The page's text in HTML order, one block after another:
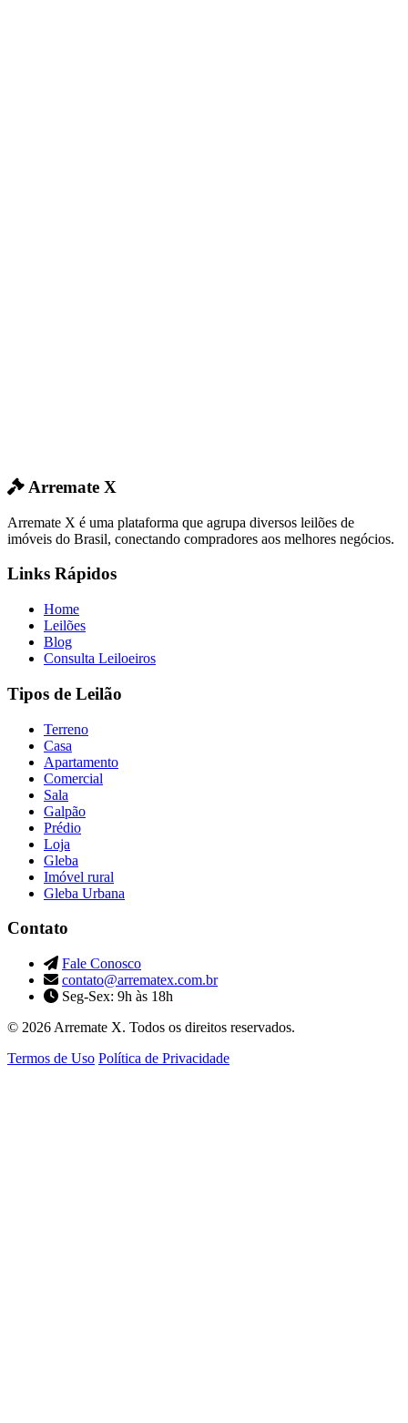
Arremate X
Arremate X é uma plataforma que agrupa diversos leilões de
imóveis do Brasil, conectando compradores aos melhores negócios.
Links Rápidos
Home
Leilões
Blog
Consulta Leiloeiros
Tipos de Leilão
Terreno
Casa
Apartamento
Comercial
Sala
Galpão
Prédio
Loja
Gleba
Imóvel rural
Gleba Urbana
Contato
Fale Conosco
contato@arrematex.com.br
Seg-Sex: 9h às 18h
© 2026 Arremate X. Todos os direitos reservados.
Termos de Uso Política de Privacidade